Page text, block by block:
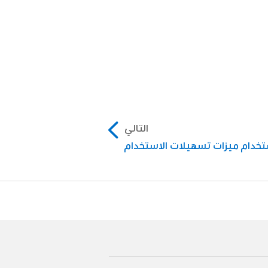
التالي
ميزات تسهيلات الاستخدام